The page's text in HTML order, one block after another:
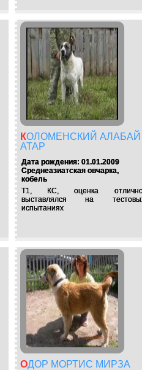
КОЛОМЕНСКИЙ АЛАБАЙ
АТАР
Дата рождения: 01.01.2009
Среднеазиатская овчарка,
кобель
Т1, КС, оценка
выставлялся на
испытаниях
ОДОР МОРТИС МИРЗА